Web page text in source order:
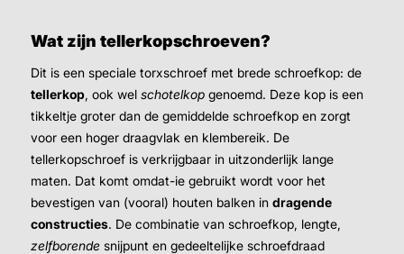
Wat zijn tellerkopschroeven?
Dit is een speciale torxschroef met brede schroefkop: de
tellerkop, ook wel schotelkop genoemd. Deze kop is een
tikkeltje groter dan de gemiddelde schroefkop en zorgt
voor een hoger draagvlak en klembereik. De
tellerkopschroef is verkrijgbaar in uitzonderlijk lange
maten. Dat komt omdat-ie gebruikt wordt voor het
bevestigen van (vooral) houten balken in dragende
constructies. De combinatie van schroefkop, lengte,
zelfborende snijpunt en gedeeltelijke schroefdraad